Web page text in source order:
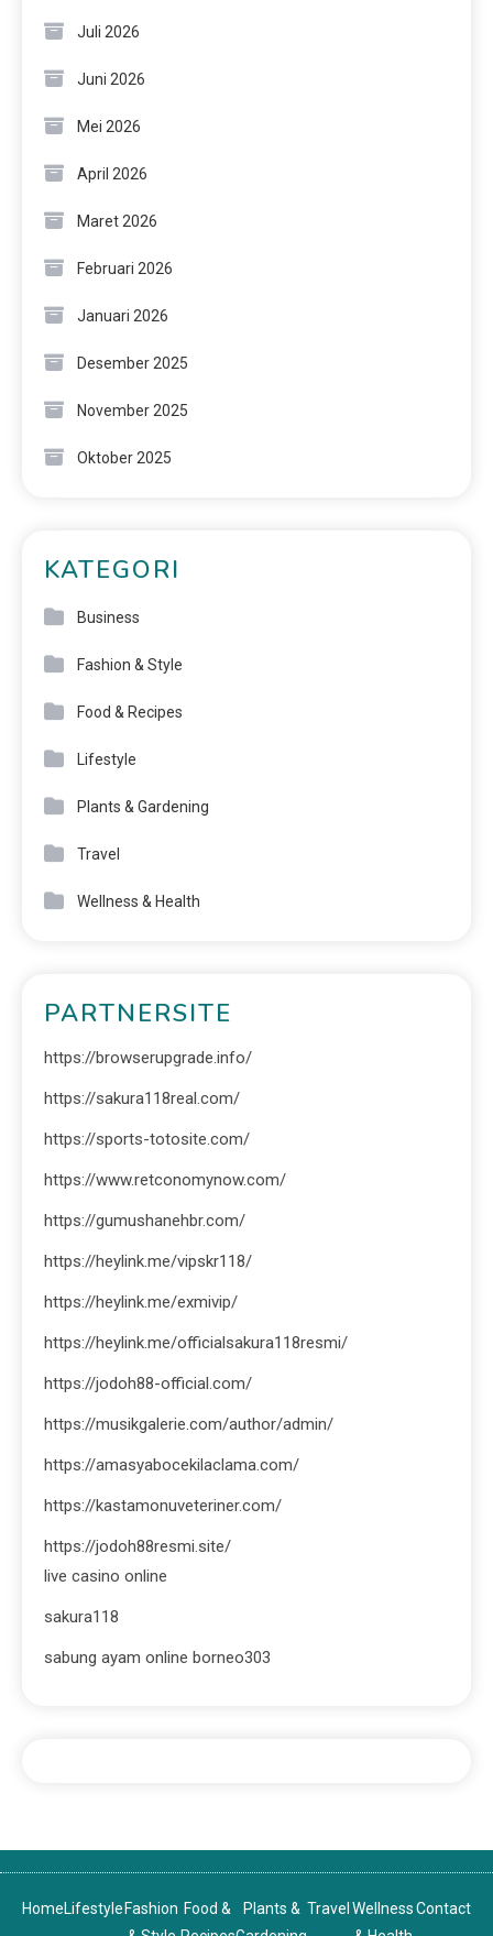
Juli 2026
Juni 2026
Mei 2026
April 2026
Maret 2026
Februari 2026
Januari 2026
Desember 2025
November 2025
Oktober 2025
KATEGORI
Business
Fashion & Style
Food & Recipes
Lifestyle
Plants & Gardening
Travel
Wellness & Health
PARTNERSITE
https://browserupgrade.info/
https://sakura118real.com/
https://sports-totosite.com/
https://www.retconomynow.com/
https://gumushanehbr.com/
https://heylink.me/vipskr118/
https://heylink.me/exmivip/
https://heylink.me/officialsakura118resmi/
https://jodoh88-official.com/
https://musikgalerie.com/author/admin/
https://amasyabocekilaclama.com/
https://kastamonuveteriner.com/
https://jodoh88resmi.site/
live casino online
sakura118
sabung ayam online borneo303
HomeLifestyle Fashion Food &
Plants & Travel WellnessContact